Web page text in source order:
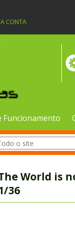
CONTA
Funcionamento
World is
36